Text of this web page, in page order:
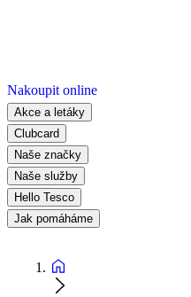
Nakoupit online
Akce a letáky
Clubcard
Naše značky
Naše služby
Hello Tesco
Jak pomáháme